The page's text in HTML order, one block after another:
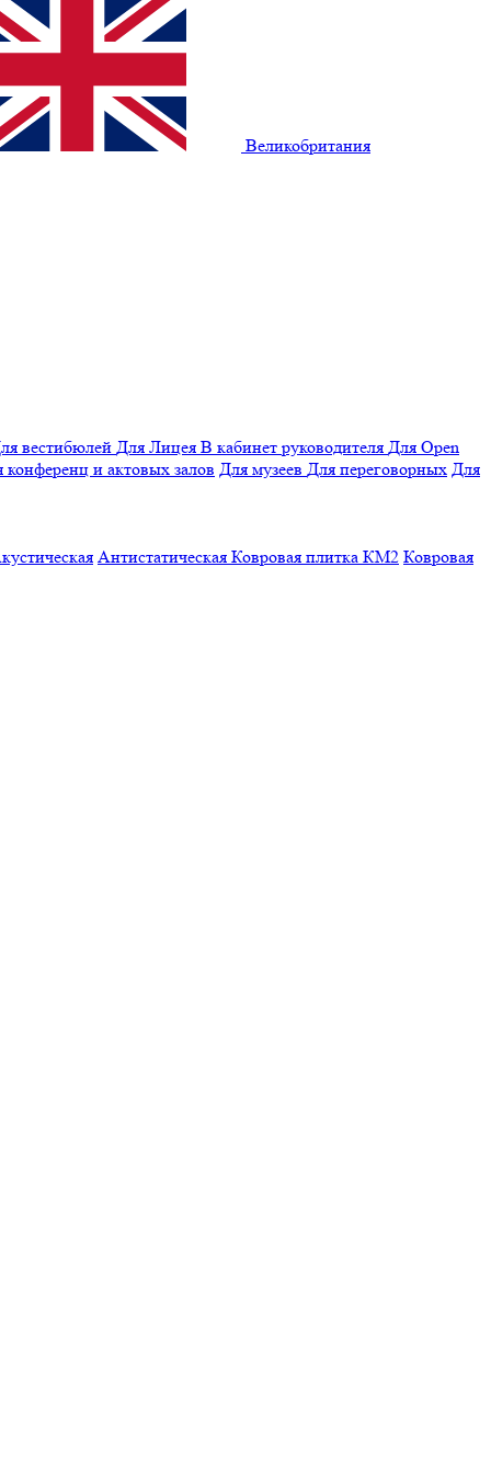
Великобритания
вестибюлей Для Лицея В кабинет руководителя Для Open
конференц и актовых залов Для музеев Для переговорных Для
Антистатическая Ковровая плитка КМ2 Ковровая